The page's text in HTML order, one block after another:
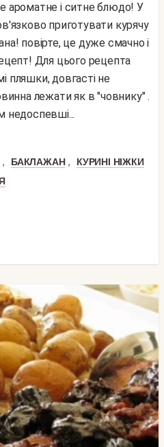
приготувати курячу
повірте, це дуже смачно і
Для цього рецепта
пляшки, довгасті не
лежати як в "човнику" .
недоспевші...
, БАКЛАЖАН ,
КУРИНІ НІЖКИ